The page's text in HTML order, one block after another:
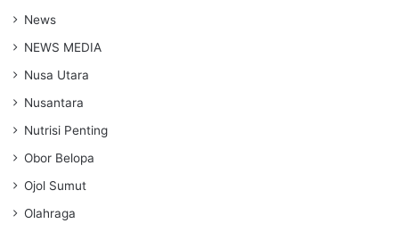
News
NEWS MEDIA
Nusa Utara
Nusantara
Nutrisi Penting
Obor Belopa
Ojol Sumut
Olahraga